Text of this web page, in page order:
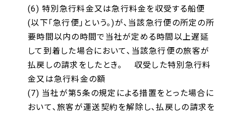
(6) 特別急行料金又は急行料金を収受する船便
(以下｢急行便｣という｡)が､当該急行便の所定の所
要時間以内の時間で当社が定める時間以上遅延
して到着した場合において､当該急行便の旅客が
払戻しの請求をしたとき｡ 収受した特別急行料
金又は急行料金の額
(7) 当社が第5条の規定による措置をとった場合に
おいて､旅客が運送契約を解除し､払戻しの請求を